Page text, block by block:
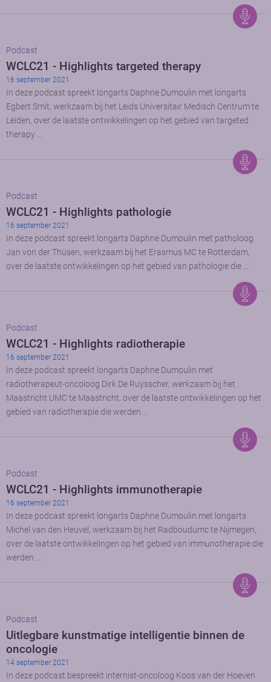
Podcast
WCLC21 - Highlights targeted therapy
16 september 2021
In deze podcast spreekt longarts Daphne Dumoulin met longarts
Egbert Smit, werkzaam bij het Leids Universitair Medisch Centrum te
Leiden, over de laatste ontwikkelingen op het gebied van targeted
therapy …
Podcast
WCLC21 - Highlights pathologie
16 september 2021
In deze podcast spreekt longarts Daphne Dumoulin met patholoog
Jan von der Thüsen, werkzaam bij het Erasmus MC te Rotterdam,
over de laatste ontwikkelingen op het gebied van pathologie die …
Podcast
WCLC21 - Highlights radiotherapie
16 september 2021
In deze podcast spreekt longarts Daphne Dumoulin met
radiotherapeut-oncoloog Dirk De Ruysscher, werkzaam bij het
Maastricht UMC te Maastricht, over de laatste ontwikkelingen op het
gebied van radiotherapie die werden …
Podcast
WCLC21 - Highlights immunotherapie
16 september 2021
In deze podcast spreekt longarts Daphne Dumoulin met longarts
Michel van den Heuvel, werkzaam bij het Radboudumc te Nijmegen,
over de laatste ontwikkelingen op het gebied van immunotherapie die
werden …
Podcast
Uitlegbare kunstmatige intelligentie binnen de
oncologie
14 september 2021
In deze podcast bespreekt internist-oncoloog Koos van der Hoeven